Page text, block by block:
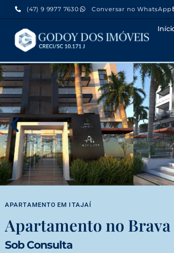
(47) 9 9977 7630 Conversar no WhatsApp
APARTAMENTO EM ITAJAÍ
Apartamento no
Sob Consulta